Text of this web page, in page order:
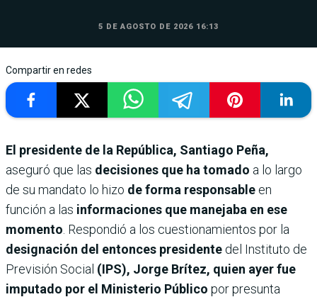
5 DE AGOSTO DE 2026 16:13
Compartir en redes
El presidente de la República, Santiago Peña,
aseguró que las decisiones que ha tomado a lo largo
de su mandato lo hizo de forma responsable en
función a las informaciones que manejaba en ese
momento . Respondió a los cuestionamientos por la
designación del entonces presidente del Instituto de
Previsión Social (IPS), Jorge Brítez, quien ayer fue
imputado por el Ministerio Público por presunta